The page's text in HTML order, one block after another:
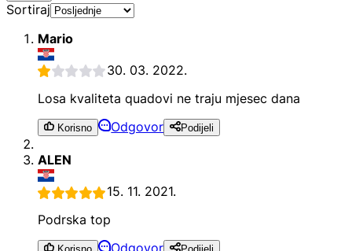
Sortiraj
Mario
30. 03. 2022.
Losa kvaliteta quadovi ne traju mjesec dana
Korisno Odgovor Podijeli
ALEN
15. 11. 2021.
Podrska top